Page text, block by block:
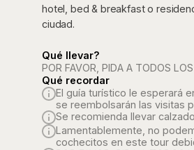
hotel, bed & breakfast o
ciudad.
Qué llevar?
POR FAVOR, PIDA A TODOS
Qué recordar
El guía turístico le esperará
se reembolsarán las visitas
Se recomienda llevar
Lamentablemente, no
cochecitos en este tour